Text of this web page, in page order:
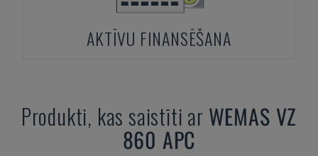
AKTĪVU FINANSĒŠANA
Produkti, kas saistīti ar WEMAS VZ
860 APC